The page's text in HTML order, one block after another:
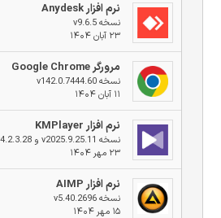
نرم افزار Anydesk
نسخه v9.6.5
۲۳ آبان ۱۴۰۴
مرورگر Google Chrome
نسخه v142.0.7444.60
۱۱ آبان ۱۴۰۴
نرم افزار KMPlayer
نسخه v2025.9.25.11 و v4.2.3.28
۲۳ مهر ۱۴۰۴
نرم افزار AIMP
نسخه v5.40.2696
۱۵ مهر ۱۴۰۴